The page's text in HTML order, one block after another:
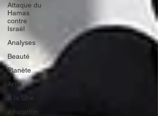
Attaque du
Hamas
contre
Israël
Analyses
Beauté
Planète
Arts
A la Une
éducation